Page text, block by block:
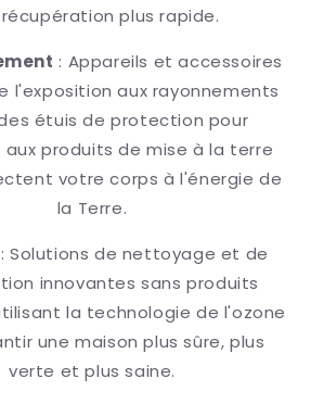
plus rapide.
: Appareils et accessoires
l'exposition aux rayonnements
étuis de protection pour
produits de mise à la terre
votre corps à l'énergie de
la Terre.
: Solutions de nettoyage et de
innovantes sans produits
la technologie de l'ozone
une maison plus sûre, plus
verte et plus saine.